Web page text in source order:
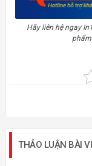
Hãy liên hệ ngay
THẢO LUẬN BÀI